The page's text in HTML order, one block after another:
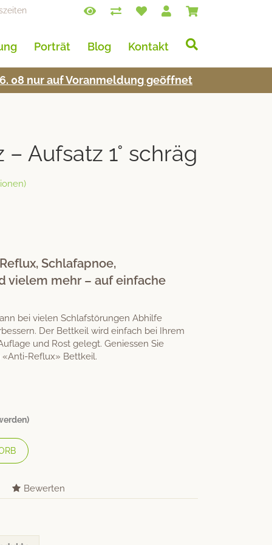
Porträt Blog Kontakt
08 nur auf Voran­mel­dung geöffnet
Aufsatz 1° schräg
Schlafapnoe,
vielem mehr – auf einfache
bei vielen Schlafstörungen Abhilfe
Der Bettkeil wird einfach bei Ihrem
und Rost gelegt. Geniessen Sie
Reflux» Bettkeil.
Bewerten